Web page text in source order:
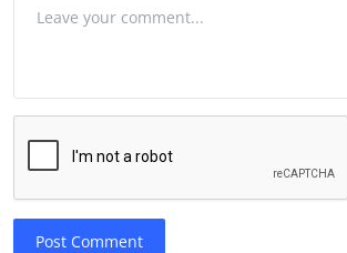
Post Comment